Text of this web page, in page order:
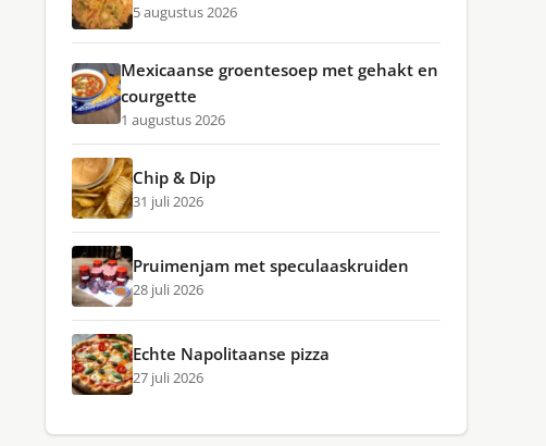
5 augustus 2026
Mexicaanse groentesoep met gehakt en
courgette
1 augustus 2026
Chip & Dip
31 juli 2026
Pruimenjam met speculaaskruiden
28 juli 2026
Echte Napolitaanse pizza
27 juli 2026